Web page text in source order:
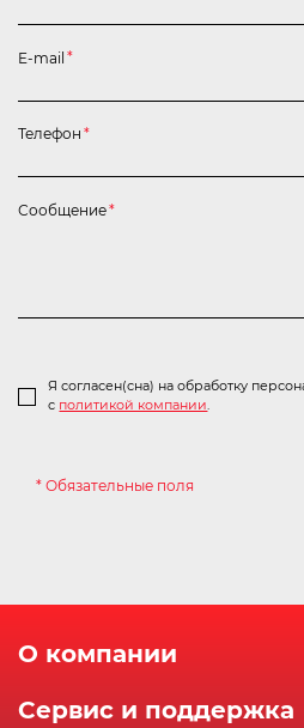
E-mail *
Я согласен(сна) на обработку
с политикой компании.
Телефон *
Сообщение*
* Обязательные поля
О компании
Сервис и поддержка